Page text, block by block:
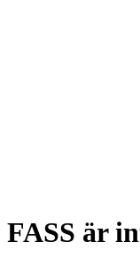
FASS är